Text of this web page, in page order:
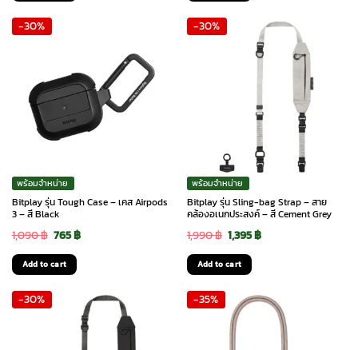
was:
was:
1,090 ฿.765 ฿.
-30%
พร้อมจำหน่าย
Bitplay รุ่น Tough Case – เคส Airpods
3 – สี Black
1,090฿ Original
price
was:
1,090 ฿.
765฿Current
765 ฿.
Add to cart
-30%
พร้อมจำหน่าย
Bitplay รุ่น Sling-bag Strap – สาย
คล้องอเนกประสงค์ – สี Cement Grey
1,990฿ Original
price
was:
1,990 ฿.
1,395฿Current
1,395 ฿.
Add to cart
-30% -35%